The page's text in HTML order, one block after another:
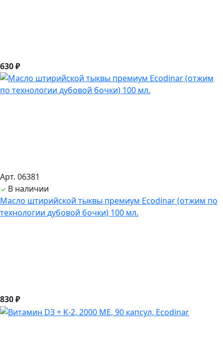
630 ₽
Арт. 06381
В наличии
Масло штирийской тыквы премиум Ecodinar (отжим по
технологии дубовой бочки) 100 мл.
830 ₽